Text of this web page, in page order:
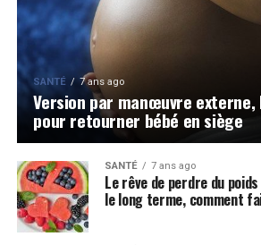
SANTÉ 7 ans ago
Version par manœuvre
pour retourner bébé en siège
SANTÉ 7 ans ago
Le rêve de perdre du
le long terme, comment